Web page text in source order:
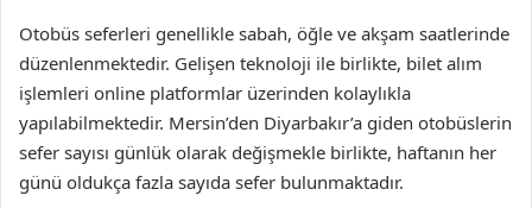
Otobüs seferleri genellikle sabah, öğle ve akşam saatlerinde
düzenlenmektedir. Gelişen teknoloji ile birlikte, bilet alım
işlemleri online platformlar üzerinden kolaylıkla
yapılabilmektedir. Mersin’den Diyarbakır’a giden otobüslerin
sefer sayısı günlük olarak değişmekle birlikte, haftanın her
günü oldukça fazla sayıda sefer bulunmaktadır.